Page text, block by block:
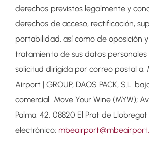
derechos previstos legalmente y
derechos de acceso, rectificación,
portabilidad, así como de oposición
tratamiento de sus datos
solicitud dirigida por correo postal a:
Airport | GROUP, DAOS PACK, S.L.
comercial Move Your Wine (MYW);
Palma, 42, 08820 El Prat de
electrónico: